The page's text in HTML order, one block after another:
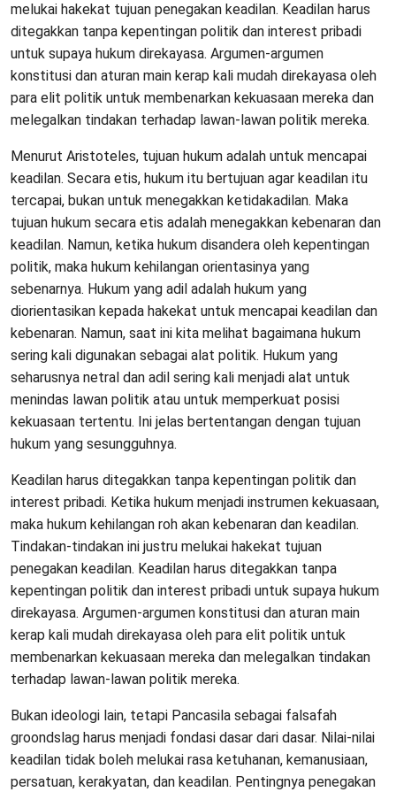
melukai hakekat tujuan penegakan keadilan. Keadilan harus
ditegakkan tanpa kepentingan politik dan interest pribadi
untuk supaya hukum direkayasa. Argumen-argumen
konstitusi dan aturan main kerap kali mudah direkayasa oleh
para elit politik untuk membenarkan kekuasaan mereka dan
melegalkan tindakan terhadap lawan-lawan politik mereka.
Menurut Aristoteles, tujuan hukum adalah untuk mencapai
keadilan. Secara etis, hukum itu bertujuan agar keadilan itu
tercapai, bukan untuk menegakkan ketidakadilan. Maka
tujuan hukum secara etis adalah menegakkan kebenaran dan
keadilan. Namun, ketika hukum disandera oleh kepentingan
politik, maka hukum kehilangan orientasinya yang
sebenarnya. Hukum yang adil adalah hukum yang
diorientasikan kepada hakekat untuk mencapai keadilan dan
kebenaran. Namun, saat ini kita melihat bagaimana hukum
sering kali digunakan sebagai alat politik. Hukum yang
seharusnya netral dan adil sering kali menjadi alat untuk
menindas lawan politik atau untuk memperkuat posisi
kekuasaan tertentu. Ini jelas bertentangan dengan tujuan
hukum yang sesungguhnya.
Keadilan harus ditegakkan tanpa kepentingan politik dan
interest pribadi. Ketika hukum menjadi instrumen kekuasaan,
maka hukum kehilangan roh akan kebenaran dan keadilan.
Tindakan-tindakan ini justru melukai hakekat tujuan
penegakan keadilan. Keadilan harus ditegakkan tanpa
kepentingan politik dan interest pribadi untuk supaya hukum
direkayasa. Argumen-argumen konstitusi dan aturan main
kerap kali mudah direkayasa oleh para elit politik untuk
membenarkan kekuasaan mereka dan melegalkan tindakan
terhadap lawan-lawan politik mereka.
Bukan ideologi lain, tetapi Pancasila sebagai falsafah
groondslag harus menjadi fondasi dasar dari dasar. Nilai-nilai
keadilan tidak boleh melukai rasa ketuhanan, kemanusiaan,
persatuan, kerakyatan, dan keadilan. Pentingnya penegakan